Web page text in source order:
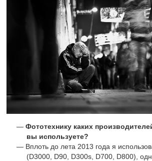
Фототехнику каких
вы используете?
Вплоть до лета 2013 года я
(D3000, D90, D300s, D700, D800),